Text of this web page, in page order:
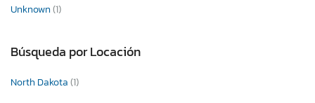
Unknown(1)
Búsqueda por Locación
North Dakota(1)